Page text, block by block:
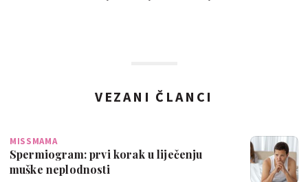
VEZANI ČLANCI
MISSMAMA
Spermiogram: prvi korak u liječenju
muške neplodnosti